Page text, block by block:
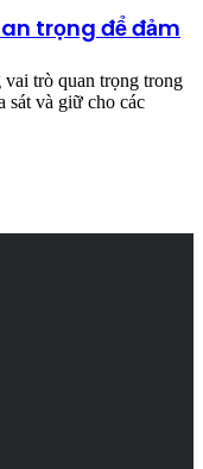
trọng để đảm
trò quan trọng trong
sát và giữ cho các